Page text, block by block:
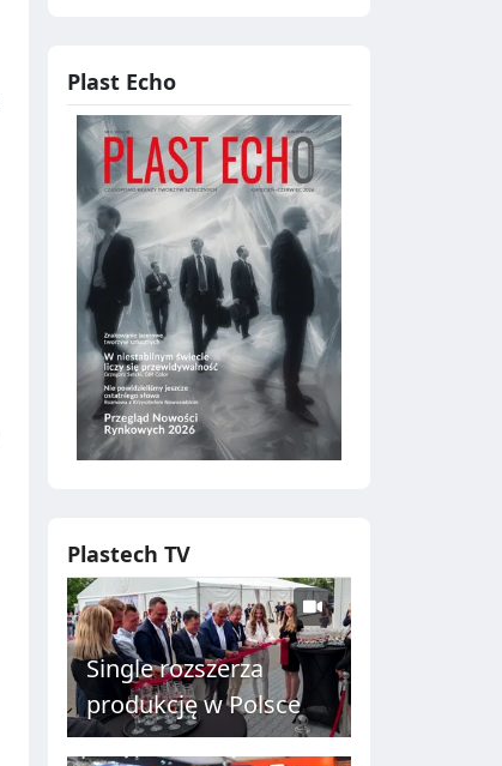
Plast Echo
Plastech TV
Single rozszerza
produkcję w Polsce